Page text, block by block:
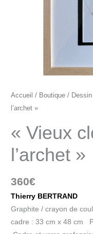
Accueil / Boutique / Dessin
l’archet »
« Vieux
l’archet »
360€
Thierry BERTRAND
Graphite / crayon de
cadre : 33 cm x 48 cm